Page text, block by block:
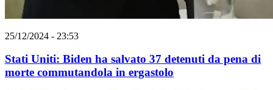
25/12/2024 - 23:53
Stati Uniti: Biden ha salvato 37 detenuti da pena di
morte commutandola in ergastolo